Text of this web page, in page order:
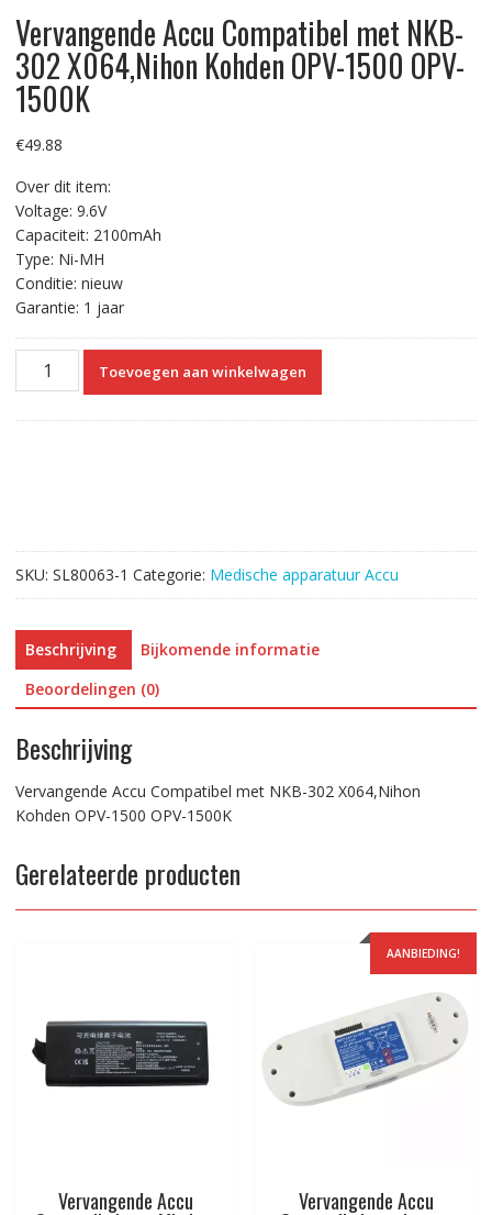
Vervangende Accu Compatibel met NKB-
302 X064,Nihon Kohden OPV-1500 OPV-
1500K
€49.88
Over dit item:
Voltage: 9.6V
Capaciteit: 2100mAh
Type: Ni-MH
Conditie: nieuw
Garantie: 1 jaar
Vervangende
Accu
OPV-
1500
OPV-
1500K
aantal
Toevoegen aan winkelwagen
SKU: SL80063-1 Categorie: Medische apparatuur Accu
Beschrijving
Bijkomende informatie
Beoordelingen (0)
Beschrijving
Vervangende Accu Compatibel met NKB-302 X064,Nihon
Kohden OPV-1500 OPV-1500K
Gerelateerde producten
Vervangende Accu
AANBIEDING!
Vervangende Accu